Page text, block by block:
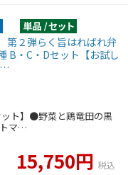
２弾らく旨はればれ弁
B・C・Dセット【お試し
…
ト】●野菜と鶏竜田の黒
マ…
15,750円 税込